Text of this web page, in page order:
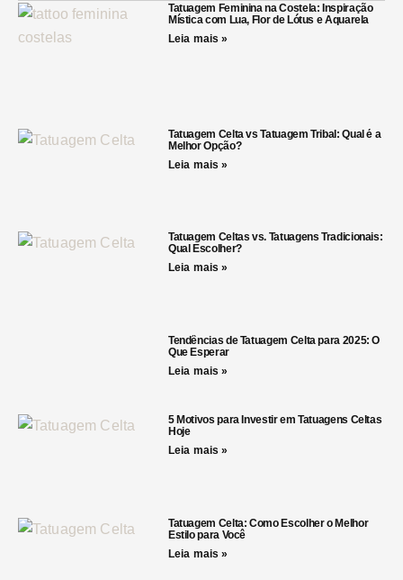
Tatuagem Feminina na Costela: Inspiração
Mística com Lua, Flor de Lótus e Aquarela
Leia mais »
Tatuagem Celta vs Tatuagem Tribal: Qual é a
Melhor Opção?
Leia mais »
Tatuagem Celtas vs. Tatuagens Tradicionais:
Qual Escolher?
Leia mais »
Tendências de Tatuagem Celta para 2025: O
Que Esperar
Leia mais »
5 Motivos para Investir em Tatuagens Celtas
Hoje
Leia mais »
Tatuagem Celta: Como Escolher o Melhor
Estilo para Você
Leia mais »